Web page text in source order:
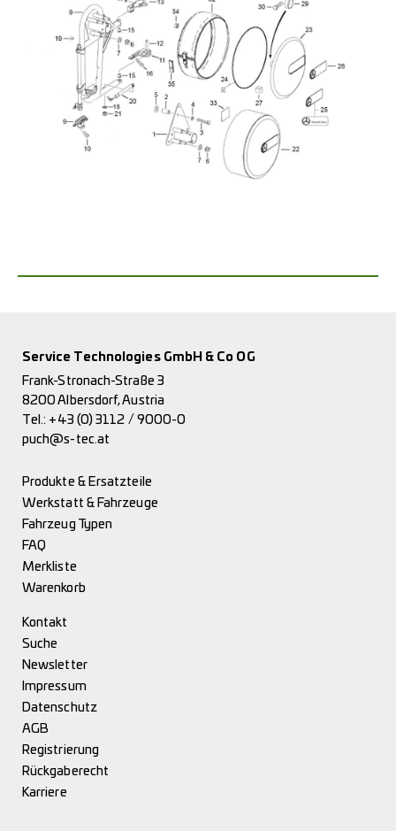
Service Technologies GmbH & Co OG
Frank-Stronach-Straße 3
8200 Albersdorf, Austria
Tel.: +43 (0) 3112 / 9000-0
puch@s-tec.at
Produkte & Ersatzteile
Werkstatt & Fahrzeuge
Fahrzeug Typen
FAQ
Merkliste
Warenkorb
Kontakt
Suche
Newsletter
Impressum
Datenschutz
AGB
Registrierung
Rückgaberecht
Karriere